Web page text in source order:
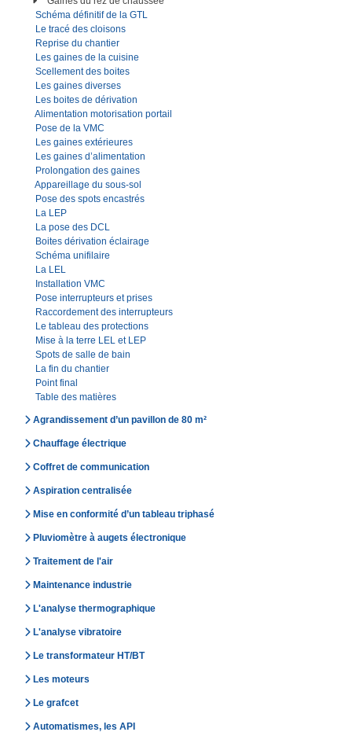
Schéma définitif de la GTL
Le tracé des cloisons
Reprise du chantier
Les gaines de la cuisine
Scellement des boites
Les gaines diverses
Les boites de dérivation
Alimentation motorisation portail
Pose de la VMC
Les gaines extérieures
Les gaines d’alimentation
Prolongation des gaines
Appareillage du sous-sol
Pose des spots encastrés
La LEP
La pose des DCL
Boites dérivation éclairage
Schéma unifilaire
La LEL
Installation VMC
Pose interrupteurs et prises
Raccordement des interrupteurs
Le tableau des protections
Mise à la terre LEL et LEP
Spots de salle de bain
La fin du chantier
Point final
Table des matières
Agrandissement d’un pavillon de 80 m²
Chauffage électrique
Coffret de communication
Aspiration centralisée
Mise en conformité d’un tableau triphasé
Pluviomètre à augets électronique
Traitement de l'air
Maintenance industrie
L'analyse thermographique
L'analyse vibratoire
Le transformateur HT/BT
Les moteurs
Le grafcet
Automatismes, les API